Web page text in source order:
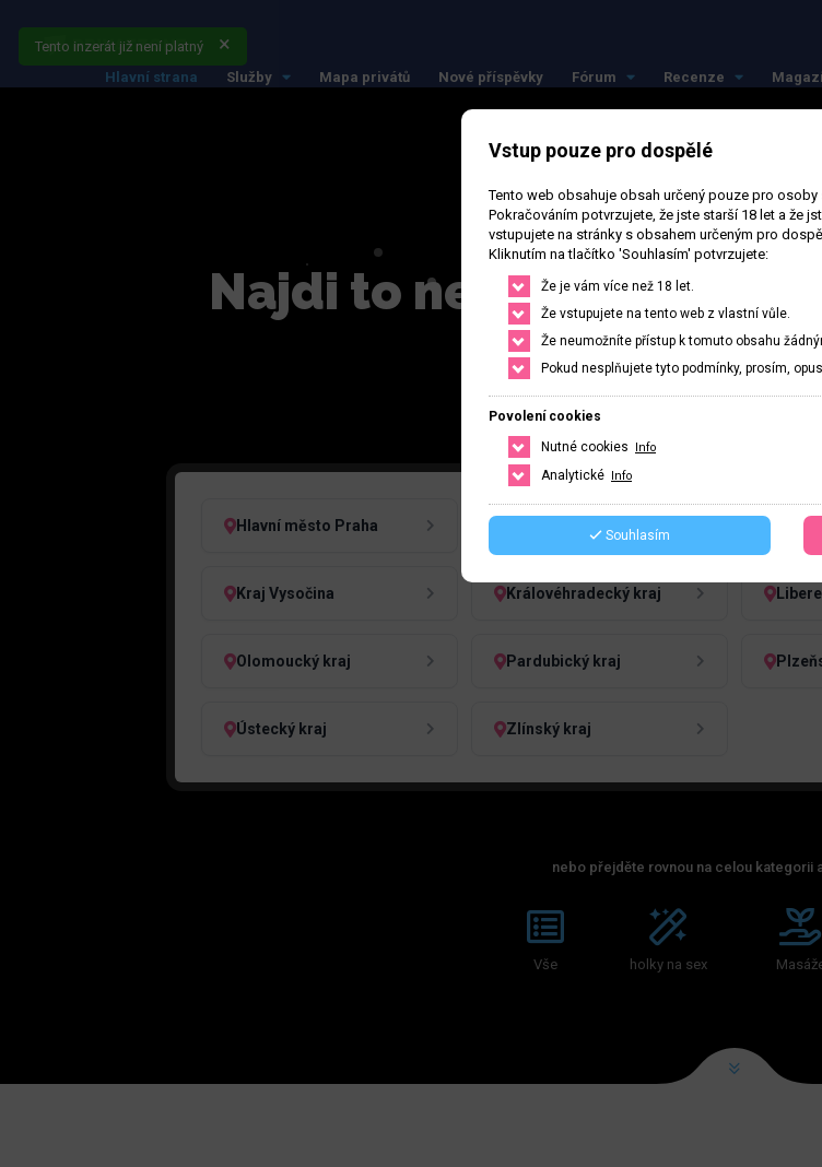
Hlavní strana Služby Mapa privátů Nové příspěvky Fórum Recenze
Najdi to nejlepší ve
Najdi si přesně to co potřebuješ, stačí
Hlavní město Praha
Kraj Vysočina Královéhradecký kraj
Olomoucký kraj Pardubický kraj
Ústecký kraj Zlínský kraj
nebo přejděte rovnou na celou kategorii
Vše holky na sex
Tento inzerát již není platný
Vstup pouze pro dospělé
Tento web obsahuje obsah určený pouze pro osoby
Pokračováním potvrzujete, že jste starší 18 let a že
vstupujete na stránky s obsahem určeným pro
Kliknutím na tlačítko 'Souhlasím' potvrzujete:
Že je vám více než 18 let.
Že vstupujete na tento web z vlastní vůle.
Že neumožníte přístup k tomuto obsahu
Pokud nesplňujete tyto podmínky, prosím,
Povolení cookies
Nutné cookies
Info
Analytické Info
Souhlasím